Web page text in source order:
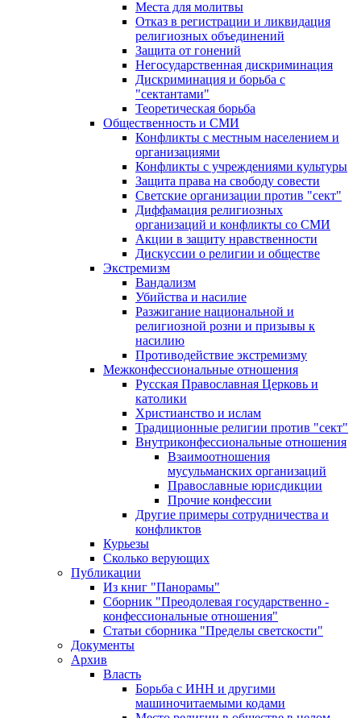
Места для молитвы
Отказ в регистрации и ликвидация
религиозных объединений
Защита от гонений
Негосударственная дискриминация
Дискриминация и борьба с
"сектантами"
Теоретическая борьба
Общественность и СМИ
Конфликты с местным населением и
организациями
Конфликты с учреждениями культуры
Защита права на свободу совести
Светские организации против "сект"
Диффамация религиозных
организаций и конфликты со СМИ
Акции в защиту нравственности
Дискуссии о религии и обществе
Экстремизм
Вандализм
Убийства и насилие
Разжигание национальной и
религиозной розни и призывы к
насилию
Противодействие экстремизму
Межконфессиональные отношения
Русская Православная Церковь и
католики
Христианство и ислам
Традиционные религии против "сект"
Внутриконфессиональные отношения
Взаимоотношения
мусульманских организаций
Православные юрисдикции
Прочие конфессии
Другие примеры сотрудничества и
конфликтов
Курьезы
Сколько верующих
Публикации
Из книг "Панорамы"
Сборник "Преодолевая государственно -
конфессиональные отношения"
Статьи сборника "Пределы светскости"
Документы
Архив
Власть
Борьба с ИНН и другими
машиночитаемыми кодами